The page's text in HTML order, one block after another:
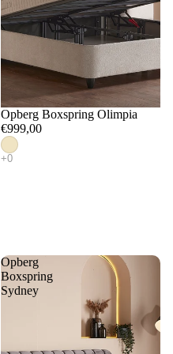
Opberg Boxspring Olimpia
€999,00
Opberg
Boxspring
Sydney